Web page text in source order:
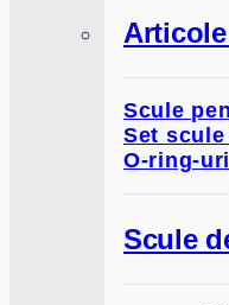
Scule
Set
O-ring-uri
Scule